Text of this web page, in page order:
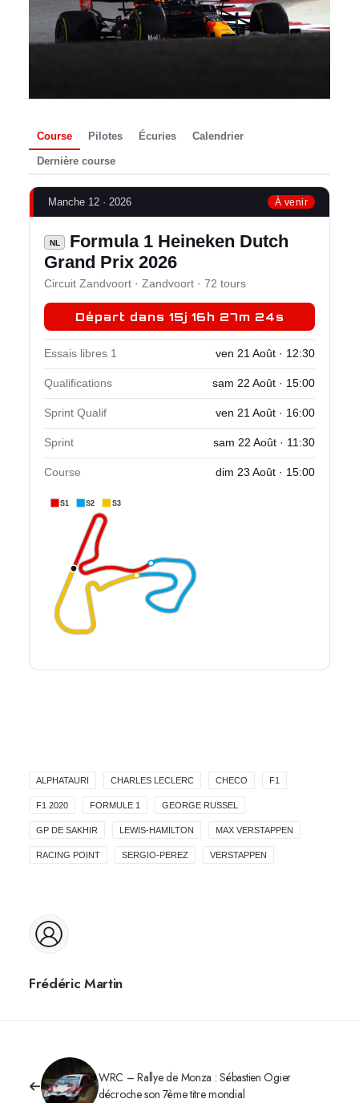
Course Pilotes Écuries Calendrier
Dernière course
Manche 12 · 2026 À venir
NL
Formula 1 Heineken Dutch
Grand Prix 2026
Circuit Zandvoort · Zandvoort · 72 tours
Départ dans 15j 16h 27m 23s
Essais libres 1 ven 21 Août · 12:30
Qualifications sam 22 Août · 15:00
Sprint Qualif ven 21 Août · 16:00
Sprint sam 22 Août · 11:30
Course dim 23 Août · 15:00
S1 S2 S3
ALPHATAURI CHARLES LECLERC CHECO F1
F1 2020 FORMULE 1 GEORGE RUSSEL
GP DE SAKHIR LEWIS-HAMILTON MAX VERSTAPPEN
RACING POINT SERGIO-PEREZ VERSTAPPEN
Frédéric Martin
WRC – Rallye de Monza : Sébastien Ogier
décroche son 7ème titre mondial